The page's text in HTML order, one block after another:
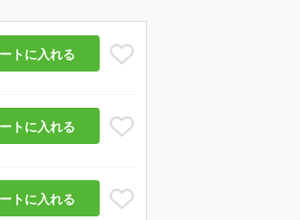
トに入れる
トに入れる
トに入れる